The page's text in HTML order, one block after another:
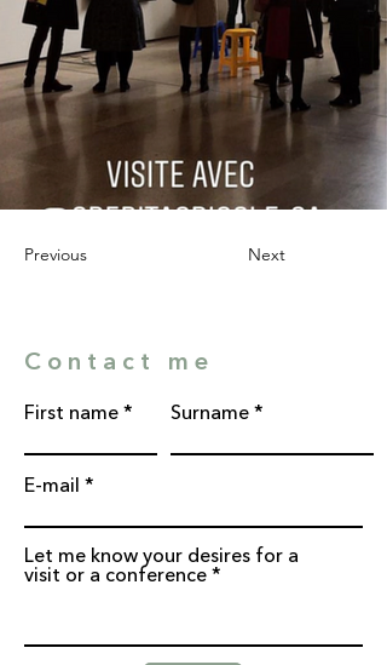
Previous Next
Contact me
First name Surname
E-mail
Let me know your desires for a
visit or a conference